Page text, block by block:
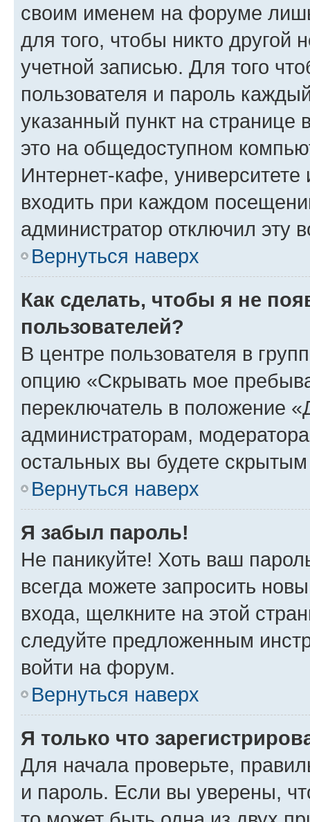
своим именем на форуме
для того, чтобы никто другой
учетной записью. Для того
пользователя и пароль
указанный пункт на
это на общедоступном
Интернет-кафе, университете
входить при каждом
администратор отключил эту
Вернуться наверх
Как сделать, чтобы я не
пользователей?
В центре пользователя в
опцию «Скрывать мое
переключатель в положение
администраторам,
остальных вы будете
Вернуться наверх
Я забыл пароль!
Не паникуйте! Хоть ваш
всегда можете запросить
входа, щелкните на этой
следуйте предложенным
войти на форум.
Вернуться наверх
Я только что
Для начала проверьте,
и пароль. Если вы уверены,